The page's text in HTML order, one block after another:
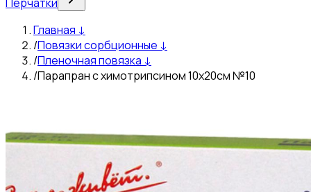
Главная ↓
/Повязки сорбционные ↓
/Пленочная повязка ↓
/Парапран с химотрипсином 10x20см №10